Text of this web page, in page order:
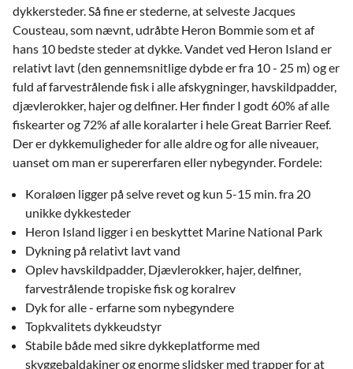
dykkersteder. Så fine er stederne, at selveste Jacques
Cousteau, som nævnt, udråbte Heron Bommie som et af
hans 10 bedste steder at dykke. Vandet ved Heron Island er
relativt lavt (den gennemsnitlige dybde er fra 10 - 25 m) og er
fuld af farvestrålende fisk i alle afskygninger, havskildpadder,
djævlerokker, hajer og delfiner. Her finder I godt 60% af alle
fiskearter og 72% af alle koralarter i hele Great Barrier Reef.
Der er dykkemuligheder for alle aldre og for alle niveauer,
uanset om man er supererfaren eller nybegynder. Fordele:
Koraløen ligger på selve revet og kun 5-15 min. fra 20
unikke dykkesteder
Heron Island ligger i en beskyttet Marine National Park
Dykning på relativt lavt vand
Oplev havskildpadder, Djævlerokker, hajer, delfiner,
farvestrålende tropiske fisk og koralrev
Dyk for alle - erfarne som nybegyndere
Topkvalitets dykkeudstyr
Stabile både med sikre dykkeplatforme med
skyggebaldakiner og enorme slidsker med trapper for at